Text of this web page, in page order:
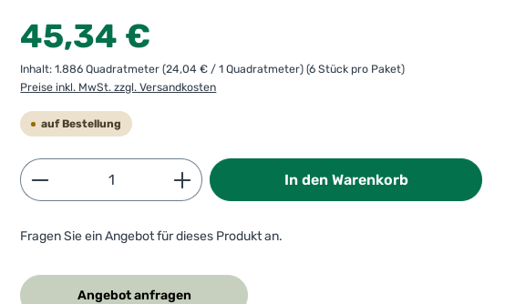
Regulärer Preis:
45,34 €
Inhalt:1.886 Quadratmeter(24,04 € / 1 Quadratmeter)(6 Stück pro Paket)
Preise inkl. MwSt. zzgl. Versandkosten
auf Bestellung
Produkt Anzahl: Gib den gewünschten Wert ein
In den Warenkorb
Fragen Sie ein Angebot für dieses Produkt an.
Angebot anfragen